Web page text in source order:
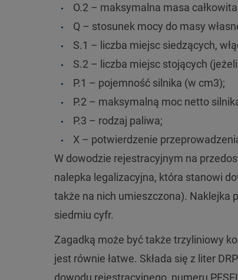
O.2 – maksymalna masa
Q – stosunek mocy do masy
S.1 – liczba miejsc siedzących,
S.2 – liczba miejsc stojących
P.1 – pojemność silnika (w cm3);
P.2 – maksymalną moc netto
P.3 – rodzaj paliwa;
X – potwierdzenie
W dowodzie rejestracyjnym na
nalepka legalizacyjna, która stanowi
także na nich umieszczona). Naklejka
siedmiu cyfr.
Zagadką może być także trzyliniowy
jest równie łatwe. Składa się z liter
dowodu rejestracyjnego, numeru